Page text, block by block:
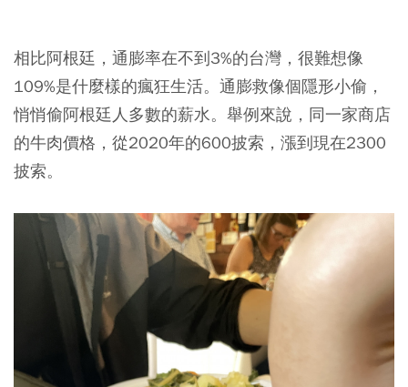
相比阿根廷，通膨率在不到3%的台灣，很難想像
109%是什麼樣的瘋狂生活。通膨救像個隱形小偷，
悄悄偷阿根廷人多數的薪水。舉例來說，同一家商店
的牛肉價格，從2020年的600披索，漲到現在2300
披索。